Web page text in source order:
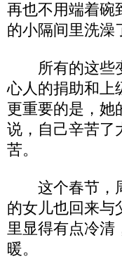
再也不用端着碗
的小隔间里洗澡
所有的这些变
心人的捐助和上
更重要的是，她
说，自己辛苦了
苦。
这个春节，周
的女儿也回来与
里显得有点冷清
暖。